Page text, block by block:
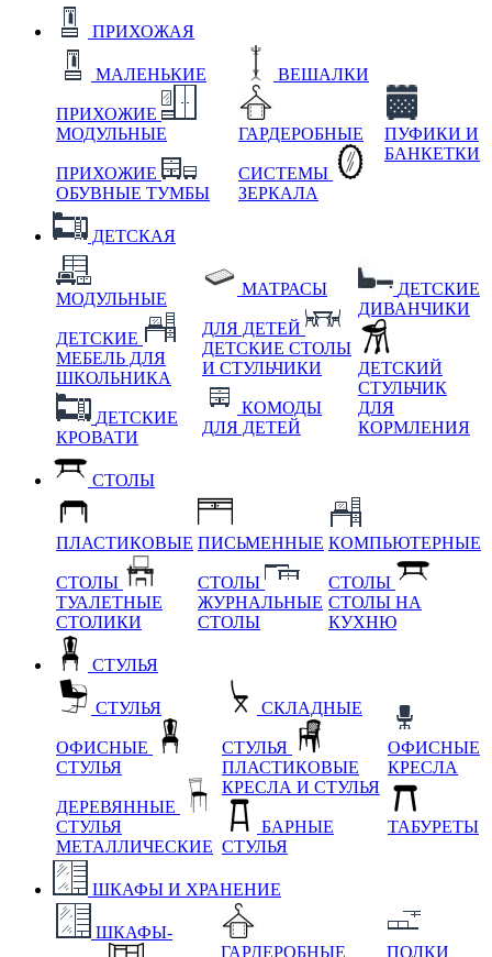
ПРИХОЖАЯ
МАЛЕНЬКИЕ
ПРИХОЖИЕ
МОДУЛЬНЫЕ
ПРИХОЖИЕ
ОБУВНЫЕ ТУМБЫ
ВЕШАЛКИ
ГАРДЕРОБНЫЕ
СИСТЕМЫ
ЗЕРКАЛА
ПУФИКИ И
БАНКЕТКИ
ДЕТСКАЯ
МОДУЛЬНЫЕ
ДЕТСКИЕ
МЕБЕЛЬ ДЛЯ
ШКОЛЬНИКА
ДЕТСКИЕ
КРОВАТИ
МАТРАСЫ
ДЛЯ ДЕТЕЙ
ДЕТСКИЕ СТОЛЫ
И СТУЛЬЧИКИ
КОМОДЫ
ДЛЯ ДЕТЕЙ
ДЕТСКИЕ
ДИВАНЧИКИ
ДЕТСКИЙ
СТУЛЬЧИК
ДЛЯ
КОРМЛЕНИЯ
СТОЛЫ
ПЛАСТИКОВЫЕ
СТОЛЫ
ТУАЛЕТНЫЕ
СТОЛИКИ
ПИСЬМЕННЫЕ
СТОЛЫ
ЖУРНАЛЬНЫЕ
СТОЛЫ
КОМПЬЮТЕРНЫЕ
СТОЛЫ
СТОЛЫ НА
КУХНЮ
СТУЛЬЯ
СТУЛЬЯ
ОФИСНЫЕ
СТУЛЬЯ
ДЕРЕВЯННЫЕ
СТУЛЬЯ
МЕТАЛЛИЧЕСКИЕ
СКЛАДНЫЕ
СТУЛЬЯ
ПЛАСТИКОВЫЕ
КРЕСЛА И СТУЛЬЯ
БАРНЫЕ
СТУЛЬЯ
ОФИСНЫЕ
КРЕСЛА
ТАБУРЕТЫ
ШКАФЫ И ХРАНЕНИЕ
ШКАФЫ-
ГАРДЕРОБНЫЕ
ПОЛКИ